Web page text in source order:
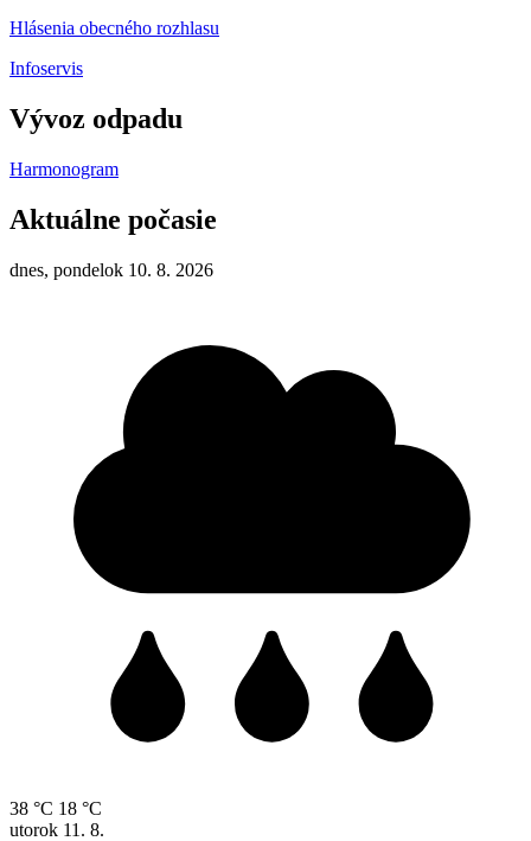
Hlásenia obecného rozhlasu
Infoservis
Vývoz odpadu
Harmonogram
Aktuálne počasie
dnes, pondelok 10. 8. 2026
38 °C 18 °C
utorok 11. 8.